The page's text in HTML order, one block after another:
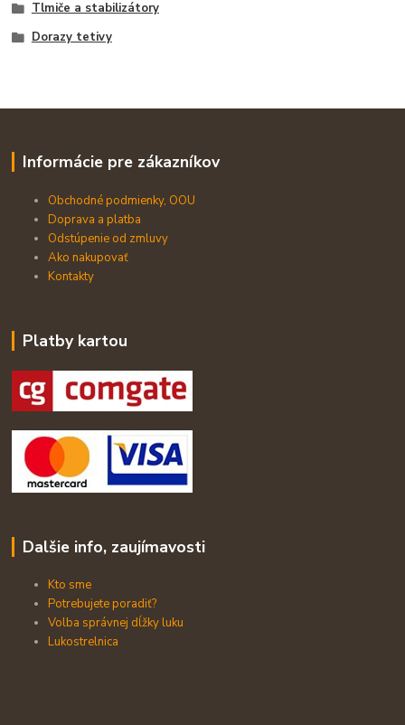
Tlmiče a stabilizátory
Dorazy tetivy
Informácie pre zákazníkov
Obchodné podmienky, OOU
Doprava a platba
Odstúpenie od zmluvy
Ako nakupovať
Kontakty
Platby kartou
Dalšie info, zaujímavosti
Kto sme
Potrebujete poradiť?
Volba správnej dĺžky luku
Lukostrelnica